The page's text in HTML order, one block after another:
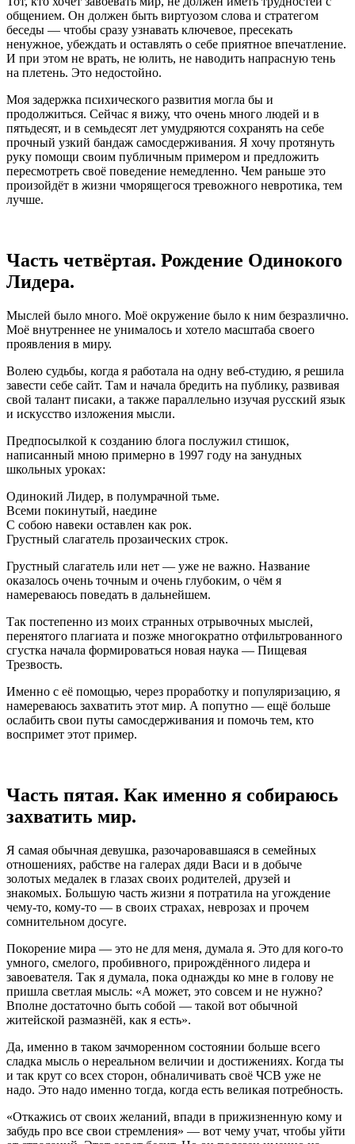
общением. Он должен быть виртуозом слова и стратегом
беседы — чтобы сразу узнавать ключевое, пресекать
ненужное, убеждать и оставлять о себе приятное впечатление.
И при этом не врать, не юлить, не наводить напрасную тень
на плетень. Это недостойно.
Моя задержка психического развития могла бы и
продолжиться. Сейчас я вижу, что очень много людей и в
пятьдесят, и в семьдесят лет умудряются сохранять на себе
прочный узкий бандаж самосдерживания. Я хочу протянуть
руку помощи своим публичным примером и предложить
пересмотреть своё поведение немедленно. Чем раньше это
произойдёт в жизни чморящегося тревожного невротика, тем
лучше.
Часть четвёртая. Рождение Одинокого
Лидера.
Мыслей было много. Моё окружение было к ним безразлично.
Моё внутреннее не унималось и хотело масштаба своего
проявления в миру.
Волею судьбы, когда я работала на одну веб-студию, я решила
завести себе сайт. Там и начала бредить на публику, развивая
свой талант писаки, а также параллельно изучая русский язык
и искусство изложения мысли.
Предпосылкой к созданию блога послужил стишок,
написанный мною примерно в 1997 году на занудных
школьных уроках:
Одинокий Лидер, в полумрачной тьме.
Всеми покинутый, наедине
С собою навеки оставлен как рок.
Грустный слагатель прозаических строк.
Грустный слагатель или нет — уже не важно. Название
оказалось очень точным и очень глубоким, о чём я
намереваюсь поведать в дальнейшем.
Так постепенно из моих странных отрывочных мыслей,
перенятого плагиата и позже многократно отфильтрованного
сгустка начала формироваться новая наука — Пищевая
Трезвость.
Именно с её помощью, через проработку и популяризацию, я
намереваюсь захватить этот мир. А попутно — ещё больше
ослабить свои путы самосдерживания и помочь тем, кто
воспримет этот пример.
Часть пятая. Как именно я собираюсь
захватить мир.
Я самая обычная девушка, разочаровавшаяся в семейных
отношениях, рабстве на галерах дяди Васи и в добыче
золотых медалек в глазах своих родителей, друзей и
знакомых. Большую часть жизни я потратила на угождение
чему-то, кому-то — в своих страхах, неврозах и прочем
сомнительном досуге.
Покорение мира — это не для меня, думала я. Это для кого-то
умного, смелого, пробивного, прирождённого лидера и
завоевателя. Так я думала, пока однажды ко мне в голову не
пришла светлая мысль: «А может, это совсем и не нужно?
Вполне достаточно быть собой — такой вот обычной
житейской размазнёй, как я есть».
Да, именно в таком зачморенном состоянии больше всего
сладка мысль о нереальном величии и достижениях. Когда ты
и так крут со всех сторон, обналичивать своё ЧСВ уже не
надо. Это надо именно тогда, когда есть великая потребность.
«Откажись от своих желаний, впади в прижизненную кому и
забудь про все свои стремления» — вот чему учат, чтобы уйти